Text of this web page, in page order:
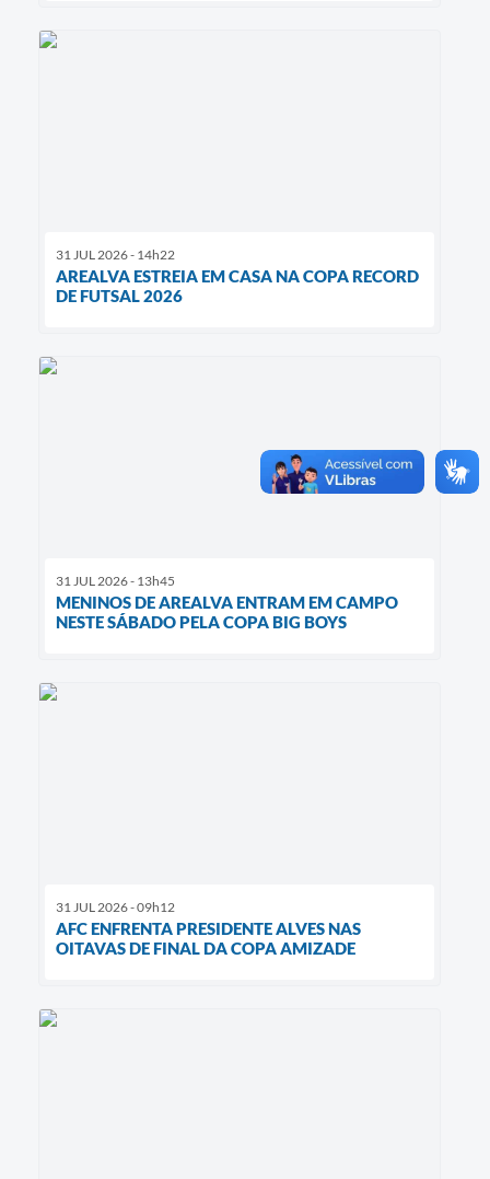
31 JUL 2026 - 14h22
AREALVA ESTREIA EM CASA NA COPA RECORD
DE FUTSAL 2026
31 JUL 2026 - 13h45
MENINOS DE AREALVA ENTRAM EM CAMPO
NESTE SÁBADO PELA COPA BIG BOYS
31 JUL 2026 - 09h12
AFC ENFRENTA PRESIDENTE ALVES NAS
OITAVAS DE FINAL DA COPA AMIZADE